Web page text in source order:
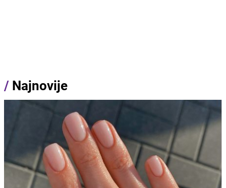
/ Najnovije